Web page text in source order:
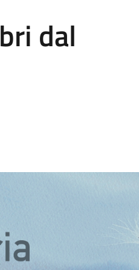
dal